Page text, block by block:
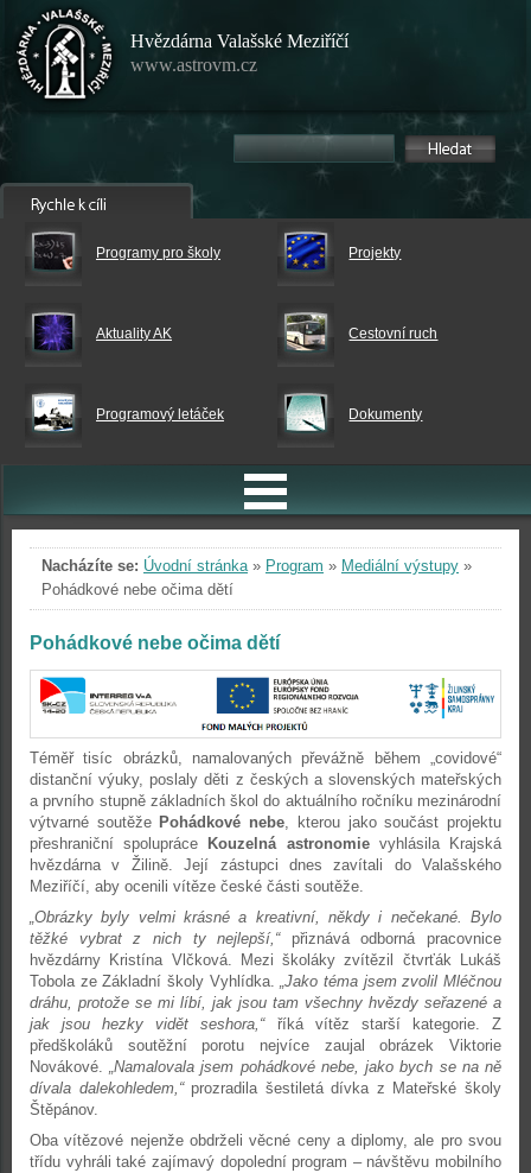
Hvězdárna Valašské Meziříčí
www.astrovm.cz
Programy pro školy Projekty
Aktuality AK Cestovní ruch
Programový letáček Dokumenty
Nacházíte se: Úvodní stránka» Program » Mediální výstupy »
Pohádkové nebe očima dětí
Pohádkové nebe očima dětí
Téměř tisíc obrázků, namalovaných převážně během „covidové“
distanční výuky, poslaly děti z českých a slovenských mateřských
a prvního stupně základních škol do aktuálního ročníku mezinárodní
výtvarné soutěže Pohádkové nebe, kterou jako součást projektu
přeshraniční spolupráce
Kouzelná astronomievyhlásila Krajská
hvězdárna v Žilině. Její zástupci dnes zavítali do Valašského
Meziříčí, aby ocenili vítěze české části soutěže.
„Obrázky byly velmi krásné a kreativní, někdy i nečekané. Bylo
těžké vybrat z nich ty nejlepší,“přiznává odborná pracovnice
hvězdárny Kristína Vlčková. Mezi školáky zvítězil čtvrťák Lukáš
Tobola ze Základní školy Vyhlídka. „Jako téma jsem zvolil Mléčnou
dráhu, protože se mi líbí, jak jsou tam všechny hvězdy seřazené a
jak jsou hezky vidět seshora,“říká vítěz starší kategorie. Z
předškoláků soutěžní porotu nejvíce zaujal obrázek Viktorie
Novákové.„Namalovala jsem pohádkové nebe, jako bych se na ně
dívala dalekohledem,“prozradila šestiletá dívka z Mateřské školy
Štěpánov.
Oba vítězové nejenže obdrželi věcné ceny a diplomy, ale pro svou
třídu vyhráli také zajímavý dopolední program – návštěvu mobilního